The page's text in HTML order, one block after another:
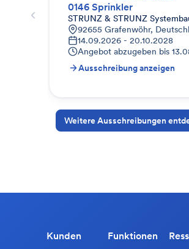
0146 Sprinkler
STRUNZ & STRUNZ
92655 Grafenwöhr,
14.09.2026 - 20.10.2028
Angebot abzugeben bis
Ausschreibung anzeigen
Weitere Ausschreibungen
Kunden Funktionen